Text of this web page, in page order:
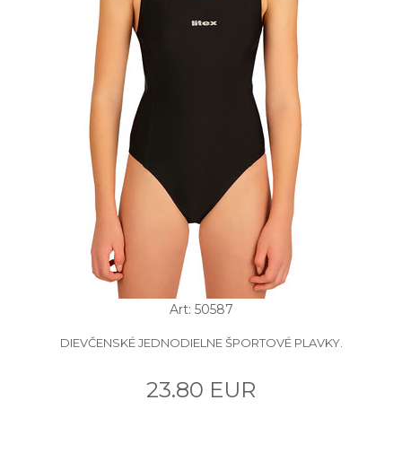
Art: 50587
DIEVČENSKÉ JEDNODIELNE ŠPORTOVÉ PLAVKY.
23.80 EUR